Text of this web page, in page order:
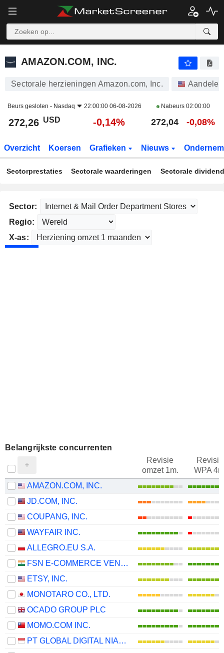
AMAZON.COM, INC.
AMAZON.COM, INC.
Sectorale herzieningen Amazon.com, Inc. Aandelen
Beurs gesloten - Nasdaq 22:00:00 06-08-2026 Nabeurs 02:00:00
272,26 USD -0,14% 272,04 -0,08%
Overzicht Koersen Grafieken Nieuws
Sectorprestaties Sectorale waarderingen Sectorale
Sector:
Regio:
X-as:
Belangrijkste concurrenten
Revisie
omzet 1m.
Revisie
WPA
AMAZON.COM, INC.
JD.COM, INC.
COUPANG, INC.
WAYFAIR INC.
ALLEGRO.EU S.A.
FSN E-COMMERCE VENTURES LIMITED
ETSY, INC.
MONOTARO CO., LTD.
OCADO GROUP PLC
MOMO.COM INC.
PT GLOBAL DIGITAL NIAGA TBK